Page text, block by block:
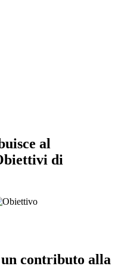
al
di
contributo alla